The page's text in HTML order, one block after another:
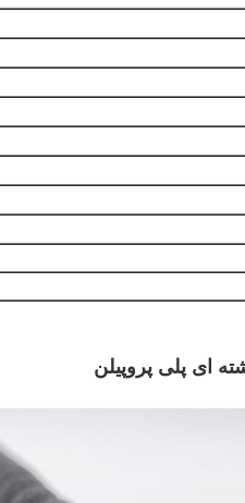
ای پلی پروپیلن